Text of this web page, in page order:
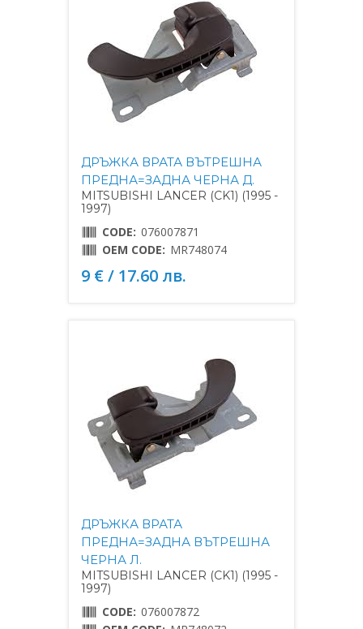
ДРЪЖКА ВРАТА ВЪТРЕШНА
ПРЕДНА=ЗАДНА ЧЕРНА Д.
MITSUBISHI LANCER (CK1) (1995 -
1997)
CODE: 076007871
OEM CODE: MR748074
9 € / 17.60 лв.
ДРЪЖКА ВРАТА
ПРЕДНА=ЗАДНА ВЪТРЕШНА
ЧЕРНА Л.
MITSUBISHI LANCER (CK1) (1995 -
1997)
CODE: 076007872